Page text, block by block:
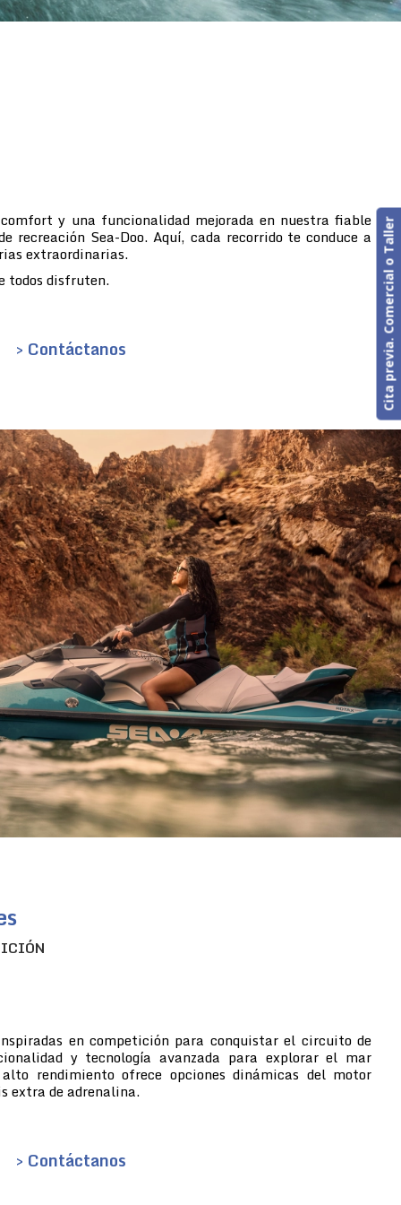
y una funcionalidad mejorada en nuestra fiable
recreación Sea-Doo. Aquí, cada recorrido te conduce a
extraordinarias.
todos disfruten.
> Contáctanos
en competición para conquistar el circuito de
y tecnología avanzada para explorar el mar
rendimiento ofrece opciones dinámicas del motor
extra de adrenalina.
> Contáctanos
Cita previa. Comercial o Taller